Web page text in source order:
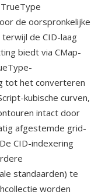
de oorspronkelijke
de CID-laag
biedt via CMap-
tot het converteren
kubische curven,
intact door
afgestemde grid-
CID-indexering
standaarden) te
worden